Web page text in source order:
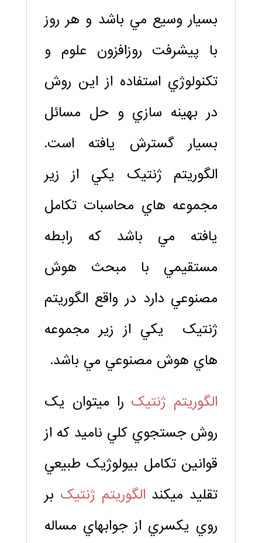
بسيار وسيع مي باشد و هر روز
با پيشرفت روزافزون علوم و
تکنولوژي استفاده از اين روش
در بهينه سازي و حل مسائل
بسيار گسترش يافته است.
الگوريتم ژنتيک يکي از زير
مجموعه هاي محاسبات تکامل
يافته مي باشد که رابطه
مستقيمي با مبحث هوش
مصنوعي دارد در واقع الگوريتم
ژنتيک يکي از زير مجموعه
هاي هوش مصنوعي مي باشد.
الگوريتم ژنتيک را مي­توان يک
روش جستجوي کلي ناميد که از
قوانين تکامل بيولوژيک طبيعي
تقليد مي­کند الگوريتم ژنتيک بر
روي يکسري از جواب­هاي مساله